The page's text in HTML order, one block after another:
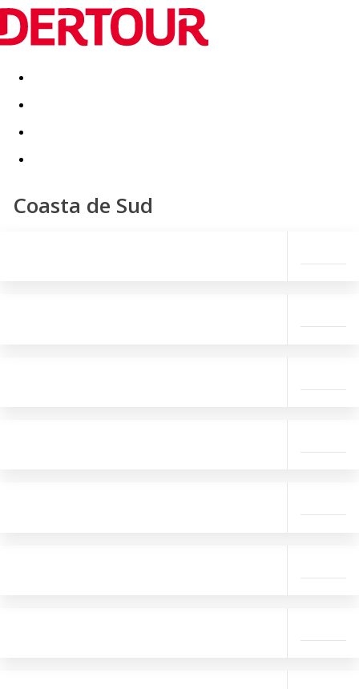
Destinatii Vacanta perfecta OFERTE DE NERATAT
Coasta de Sud